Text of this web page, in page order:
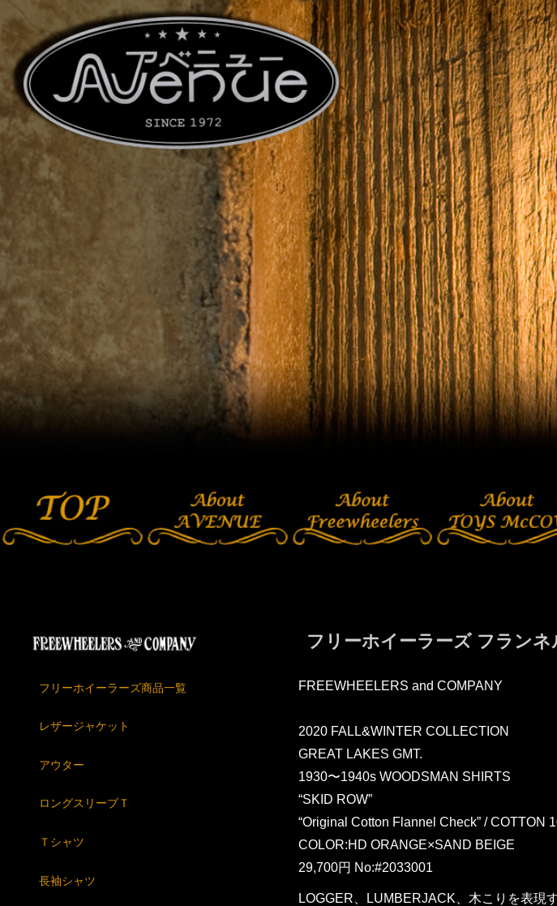
フリーホイーラーズ フラン
FREEWHEELERS and COMPANY
2020 FALL&WINTER COLLECTION
GREAT LAKES GMT.
1930〜1940s WOODSMAN SHIRTS
“SKID ROW”
“Original Cotton Flannel Check” / COTTON
COLOR:HD ORANGE×SAND BEIGE
29,700円 No:#2033001
LOGGER、LUMBERJACK、木こりを表現
フリーホイーラーズ商品一覧
レザージャケット
アウター
ロングスリーブＴ
Ｔシャツ
長袖シャツ